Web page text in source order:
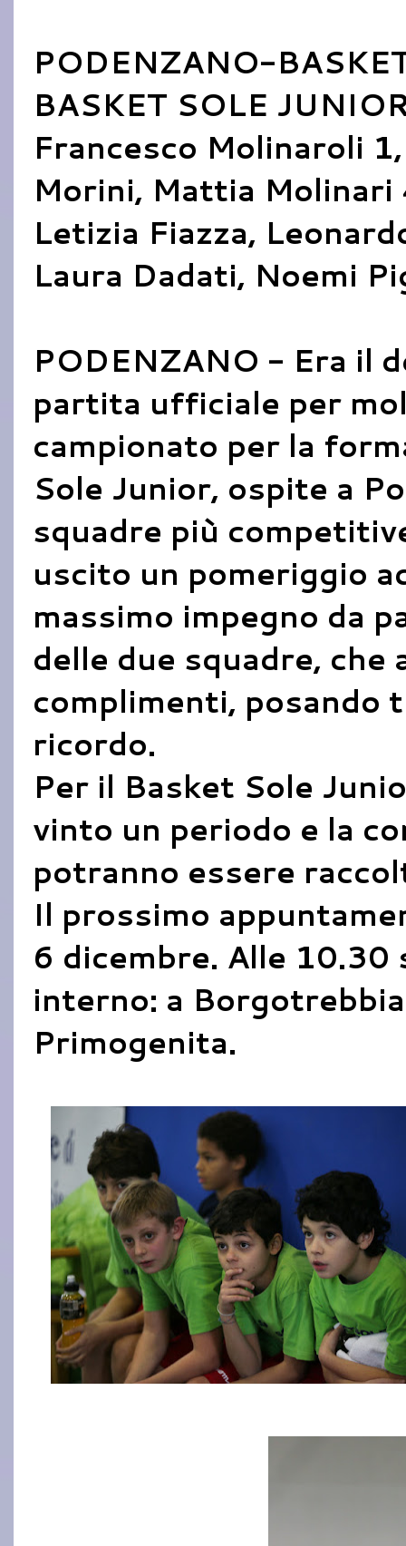
PODENZANO-
BASKET SOLE
Francesco Molinaroli
Morini, Mattia Molinari
Letizia Fiazza,
Laura Dadati, Noemi
PODENZANO - Era il
partita ufficiale per
campionato per la
Sole Junior, ospite a
squadre più
uscito un pomeriggio
massimo impegno da
delle due squadre,
complimenti, posando
ricordo.
Per il Basket Sole
vinto un periodo e la
potranno essere
Il prossimo
6 dicembre. Alle 10.30
interno: a
Primogenita.